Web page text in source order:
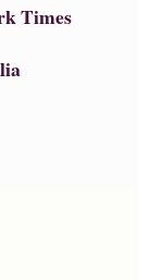
Times